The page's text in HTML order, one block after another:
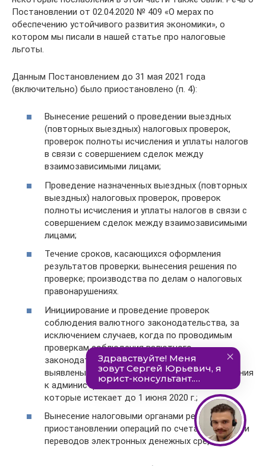
Постановлении от 02.04.2020 № 409 «О мерах по
обеспечению устойчивого развития экономики», о
котором мы писали в нашей статье про налоговые
льготы.
Данным Постановлением до 31 мая 2021 года
(включительно) было приостановлено (п. 4):
Вынесение решений о проведении выездных
(повторных выездных) налоговых проверок,
проверок полноты исчисления и уплаты налогов
в связи с совершением сделок между
взаимозависимыми лицами;
Проведение назначенных выездных (повторных
выездных) налоговых проверок, проверок
полноты исчисления и уплаты налогов в связи с
совершением сделок между взаимозависимыми
лицами;
Течение сроков, касающихся оформления
результатов проверки; вынесения решения по
проверке; производства по делам о налоговых
правонарушениях.
Инициирование и проведение проверок
соблюдения валютного законодательства, за
исключением случаев, когда по проводимым
проверкам соблюдения валютного
законодательства Российской Федерации
выявлены нарушения, срок давности привлечения
к административной ответственности за
которые истекает до 1 июня 2020 г.;
Вынесение налоговыми органами решений о
приостановлении операций по счетам в банках и
переводов электронных денежных средств.